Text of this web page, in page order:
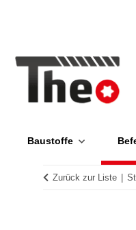
Baustoffe
Zurück zur Liste